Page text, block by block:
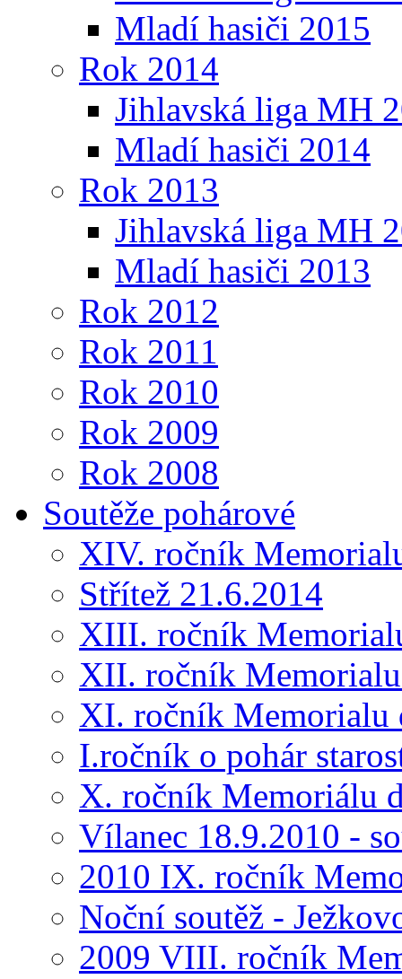
Mladí hasiči 2015
Rok 2014
Jihlavská liga MH
Mladí hasiči 2014
Rok 2013
Jihlavská liga MH
Mladí hasiči 2013
Rok 2012
Rok 2011
Rok 2010
Rok 2009
Rok 2008
Soutěže pohárové
XIV. ročník
Střítež 21.6.2014
XIII. ročník
XII. ročník
XI. ročník Memorialu
I.ročník o pohár
X. ročník Memoriálu
Vílanec 18.9.2010 -
2010 IX. ročník
Noční soutěž -
2009 VIII. ročník